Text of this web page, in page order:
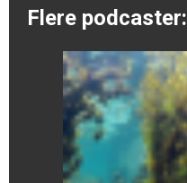
Flere podcaster: